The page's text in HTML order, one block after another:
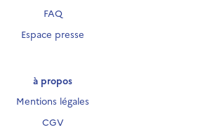
FAQ
Espace presse
à propos
Mentions légales
CGV